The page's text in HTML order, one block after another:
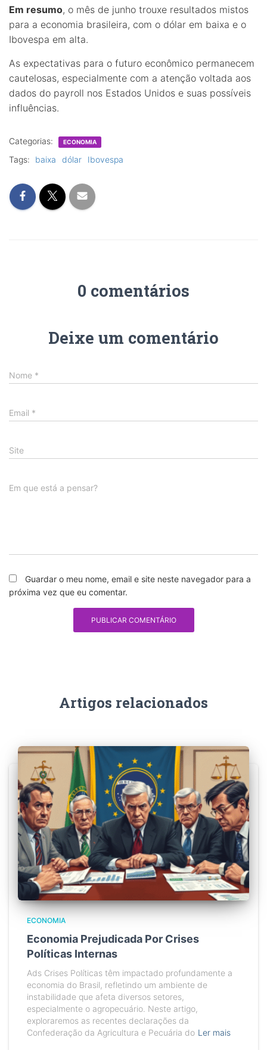
Em resumo, o mês de junho trouxe resultados mistos
para a economia brasileira, com o dólar em baixa e o
Ibovespa em alta.
As expectativas para o futuro econômico permanecem
cautelosas, especialmente com a atenção voltada aos
dados do payroll nos Estados Unidos e suas possíveis
influências.
Categorias: ECONOMIA
Tags: baixa dólar Ibovespa
0 comentários
Deixe um comentário
Nome *
Email *
Site
Em que está a pensar?
Guardar o meu nome, email e site neste navegador para a
próxima vez que eu comentar.
Artigos relacionados
ECONOMIA
Economia Prejudicada Por Crises
Políticas Internas
Ads Crises Políticas têm impactado profundamente a
economia do Brasil, refletindo um ambiente de
instabilidade que afeta diversos setores,
especialmente o agropecuário. Neste artigo,
exploraremos as recentes declarações da
Confederação da Agricultura e Pecuária do Ler mais